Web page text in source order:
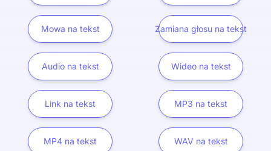
Mowa na tekst Zamiana głosu na tekst
Audio na tekst Wideo na tekst
Link na tekst MP3 na tekst
MP4 na tekst WAV na tekst